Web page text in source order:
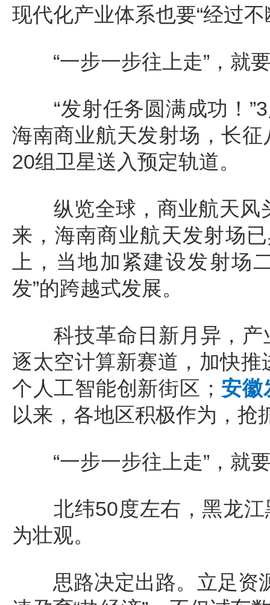
现代化产业体系也要“经过
“一步一步往上走”，就要
“发射任务圆满成功！”3
海南商业航天发射场，长
20组卫星送入预定轨道。
纵览全球，商业航天风
来，海南商业航天发射场
上，当地加紧建设发射场
发”的跨越式发展。
科技革命日新月异，产
逐太空计算新赛道，加快推
个人工智能创新街区； 安徽
以来，各地区积极作为，抢
“一步一步往上走”，就要
北纬50度左右，黑龙江
为壮观。
思路决定出路。立足资源